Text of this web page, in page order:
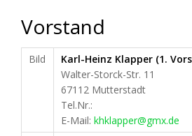
Vorstand
Bild
Karl-Heinz Klapper (1.
Walter-Storck-Str. 11
67112 Mutterstadt
Tel.Nr.:
E-Mail: khklapper@gmx.de